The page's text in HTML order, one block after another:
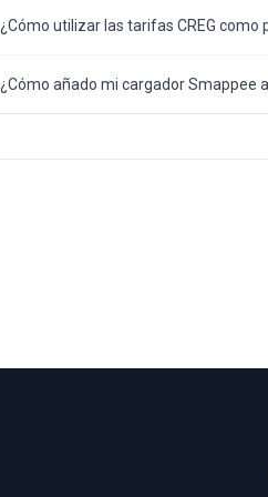
¿Cómo utilizar las tarifas CREG como
¿Cómo añado mi cargador Smappee